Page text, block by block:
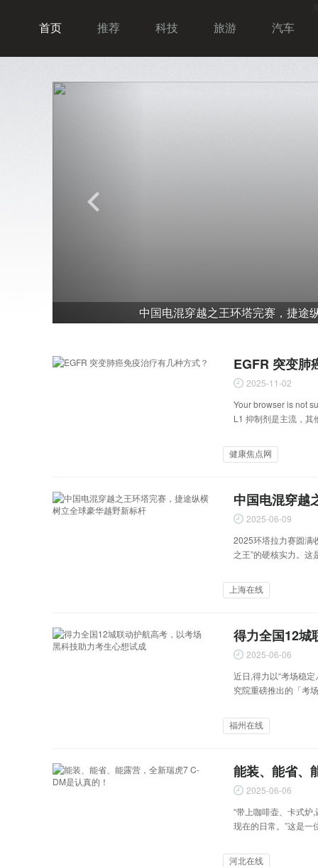
首页 推荐 科技 旅游 汽车
中国电混穿越之王环塔完赛，捷途
P
r
e
i
o
u
EGFR 突变肺
2025-11-02
Your browser is not
L1 抑制剂是主流，其
健康焦点网
中国电混穿越
2025-06-09
2025环塔拉力赛圆满
之王”的硬核实力。
上海在线
得力全国12城
2025-06-06
近日,得力以“考场稳
究院重磅推出的「考
福州在线
能装、能省、
2025-06-06
“带上咖啡壶、卡式
现在的日常。”这是一
河北在线